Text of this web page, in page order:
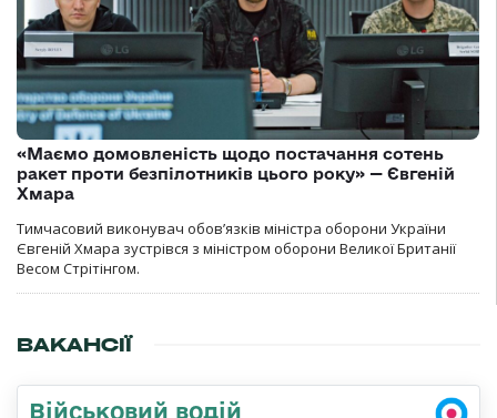
«Маємо домовленість щодо постачання сотень
ракет проти безпілотників цього року» — Євгеній
Хмара
Тимчасовий виконувач обов’язків міністра оборони України
Євгеній Хмара зустрівся з міністром оборони Великої Британії
Весом Стрітінгом.
ВАКАНСІЇ
Військовий водій